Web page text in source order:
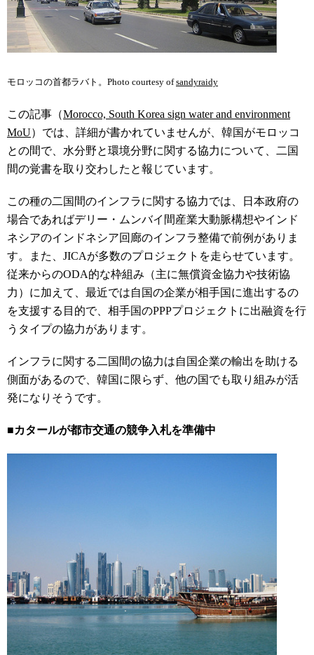
モロッコの首都ラバト。Photo courtesy ofsandyraidy
この記事（Morocco, South Korea sign water and environment
MoU）では、詳細が書かれていませんが、韓国がモロッコ
との間で、水分野と環境分野に関する協力について、二国
間の覚書を取り交わしたと報じています。
この種の二国間のインフラに関する協力では、日本政府の
場合であればデリー・ムンバイ間産業大動脈構想やインド
ネシアのインドネシア回廊のインフラ整備で前例がありま
す。また、JICAが多数のプロジェクトを走らせています。
従来からのODA的な枠組み（主に無償資金協力や技術協
力）に加えて、最近では自国の企業が相手国に進出するの
を支援する目的で、相手国のPPPプロジェクトに出融資を行
うタイプの協力があります。
インフラに関する二国間の協力は自国企業の輸出を助ける
側面があるので、韓国に限らず、他の国でも取り組みが活
発になりそうです。
■カタールが都市交通の競争入札を準備中